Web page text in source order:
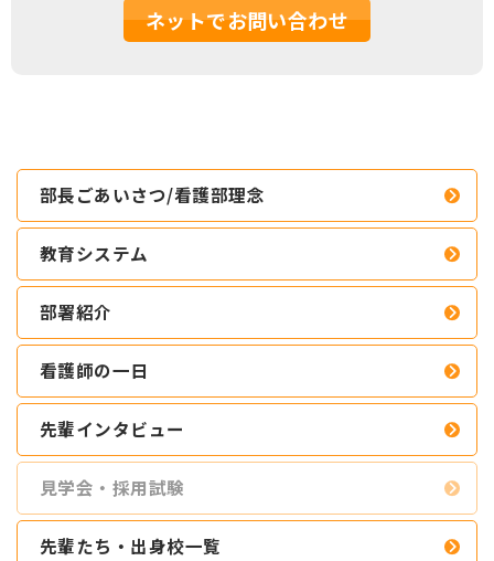
ネットでお問い合わせ
部長ごあいさつ/看護部理念
教育システム
部署紹介
看護師の一日
先輩インタビュー
見学会・採用試験
先輩たち・出身校一覧